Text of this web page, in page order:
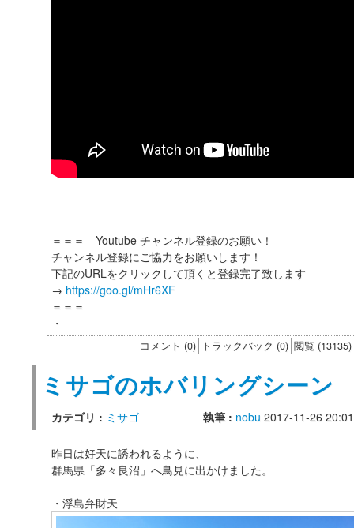
＝＝＝ Youtube チャンネル登録のお願い！
チャンネル登録にご協力をお願いします！
下記のURLをクリックして頂くと登録完了致します
→ https://goo.gl/mHr6XF
＝＝＝
・
コメント (0) トラックバック (0) 閲覧 (13135)
ミサゴのホバリングシーン
カテゴリ : ミサゴ 執筆 : nobu 2017-11-26 20:01
昨日は好天に誘われるように、
群馬県「多々良沼」へ鳥見に出かけました。
・浮島弁財天